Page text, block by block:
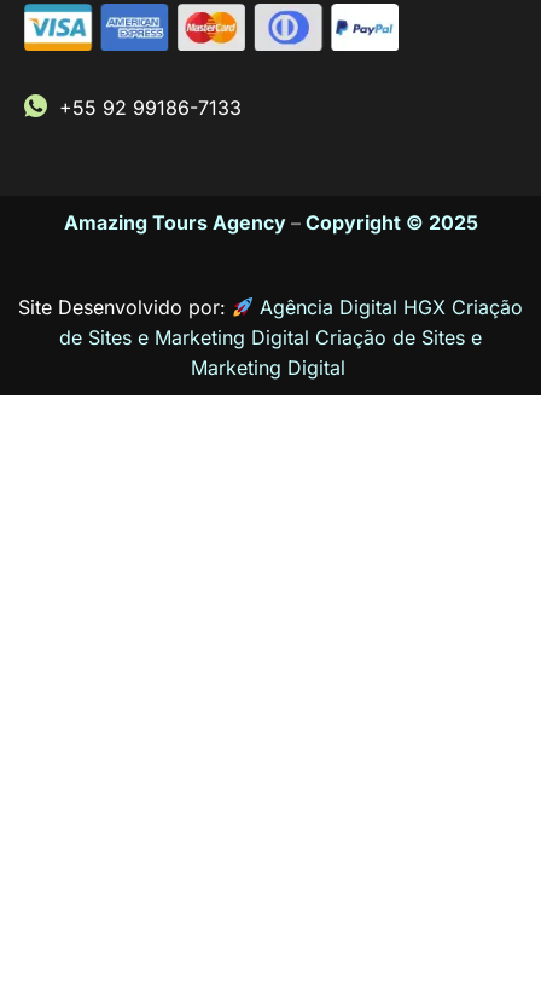
+55 92 99186-7133
Amazing Tours Agency– Copyright © 2025
Site Desenvolvido por:
Agência Digital HGX Criação
de Sites e Marketing Digital Criação de Sites e
Marketing Digital